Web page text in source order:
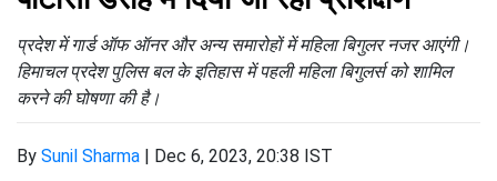
प्रदेश में गार्ड ऑफ ऑनर और अन्य समारोहों में महिला बिगुलर नजर आएंगी।
हिमाचल प्रदेश पुलिस बल के इतिहास में पहली महिला बिगुलर्स को शामिल
करने की घोषणा की है।
By Sunil Sharma | Dec 6, 2023, 20:38 IST